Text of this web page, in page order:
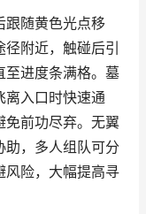
跟随黄色光点移
附近，触碰后引
至进度条满格。墓
离入口时快速通
免前功尽弃。无翼
助，多人组队可分
风险，大幅提高寻